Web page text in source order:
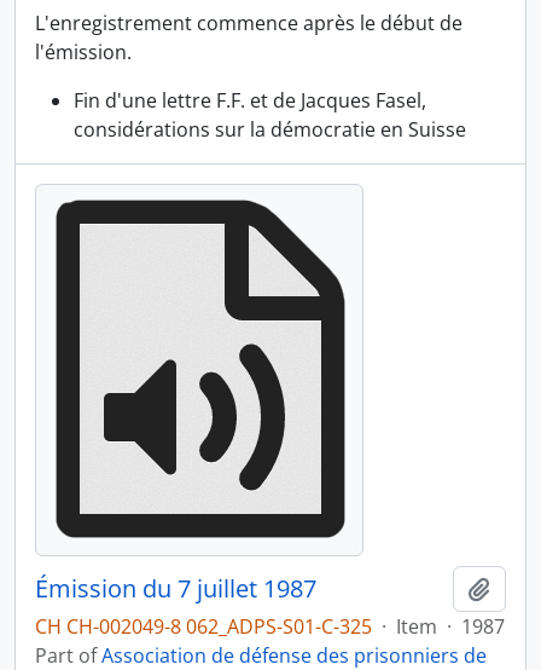
L'enregistrement commence après le début de
l'émission.
Fin d'une lettre F.F. et de Jacques Fasel,
considérations sur la démocratie en Suisse
Émission du 7 juillet 1987
CH CH-002049-8 062_ADPS-S01-C-325 · Item · 1987
Part ofAssociation de défense des prisonniers de